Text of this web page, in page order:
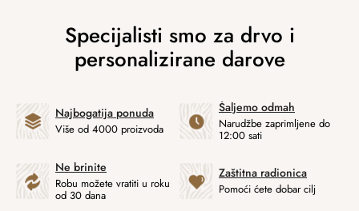
Najbogatija ponuda
Više od 4000 proizvoda
Šaljemo odmah
Narudžbe zaprimljene do
12:00 sati
Ne brinite
Robu možete vratiti u roku
od 30 dana
Zaštitna radionica
Pomoći ćete dobar cilj